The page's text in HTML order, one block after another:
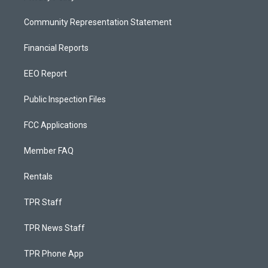
Community Representation Statement
Financial Reports
EEO Report
Public Inspection Files
FCC Applications
Member FAQ
Rentals
TPR Staff
TPR News Staff
TPR Phone App